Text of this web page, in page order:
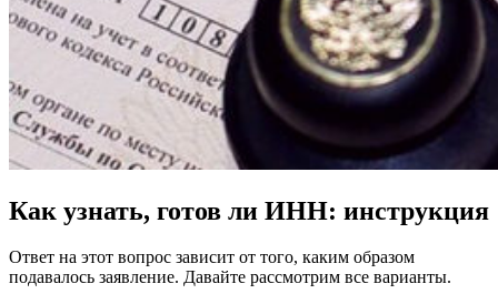
Как узнать, готов ли ИНН: инструкция
Ответ на этот вопрос зависит от того, каким образом
подавалось заявление. Давайте рассмотрим все варианты.